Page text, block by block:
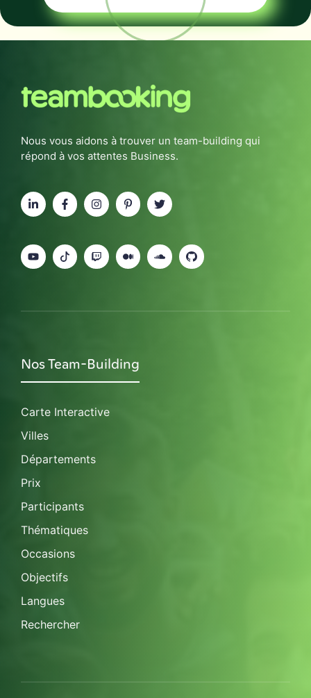
Nous vous aidons à trouver un team-building qui
répond à vos attentes Business.
Nos Team-Building
Carte Interactive
Villes
Départements
Prix
Participants
Thématiques
Occasions
Objectifs
Langues
Rechercher